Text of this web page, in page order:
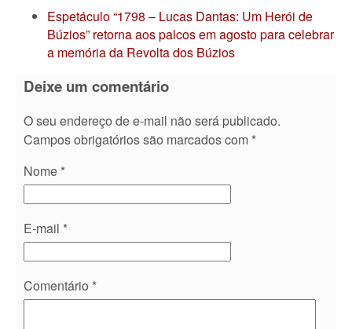
Espetáculo “1798 – Lucas Dantas: Um Herói de
Búzios” retorna aos palcos em agosto para celebrar
a memória da Revolta dos Búzios
Deixe um comentário
O seu endereço de e-mail não será publicado.
Campos obrigatórios são marcados com *
Nome *
E-mail *
Comentário *